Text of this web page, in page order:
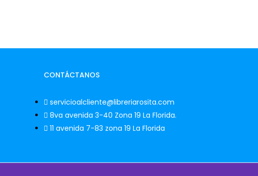
CONTÁCTANOS
servicioalcliente@libreriarosita.com
8va avenida 3-40 Zona 19 La Florida.
11 avenida 7-83 zona 19 La Florida